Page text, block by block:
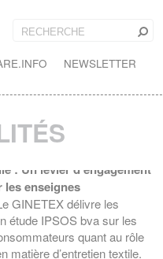
NEWSLETTER
les enseignes
GINETEX délivre les
étude IPSOS bva sur les
quant au rôle
matière d’entretien textile.